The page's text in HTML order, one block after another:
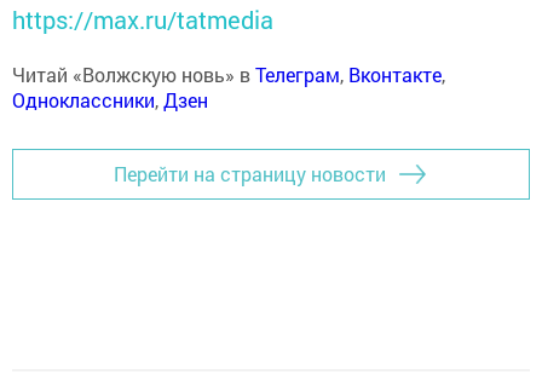
https://max.ru/tatmedia
Читай «Волжскую новь» вТелеграм, Вконтакте,
Одноклассники,Дзен
Перейти на страницу новости